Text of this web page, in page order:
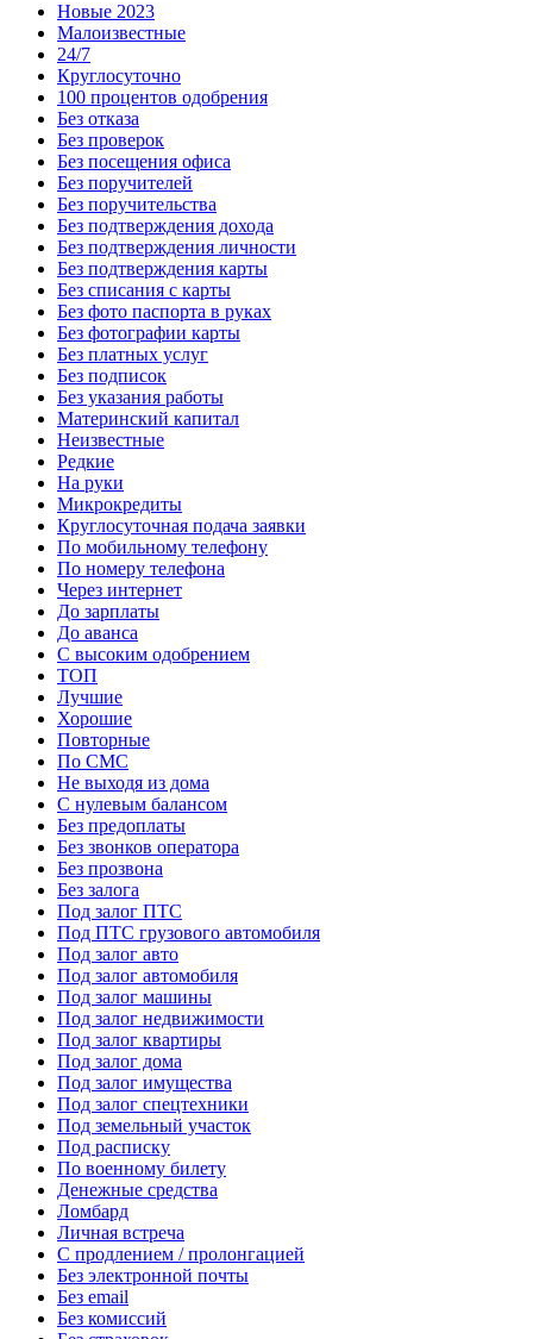
Новые 2023
Малоизвестные
24/7
Круглосуточно
100 процентов одобрения
Без отказа
Без проверок
Без посещения офиса
Без поручителей
Без поручительства
Без подтверждения дохода
Без подтверждения личности
Без подтверждения карты
Без списания с карты
Без фото паспорта в руках
Без фотографии карты
Без платных услуг
Без подписок
Без указания работы
Материнский капитал
Неизвестные
Редкие
На руки
Микрокредиты
Круглосуточная подача заявки
По мобильному телефону
По номеру телефона
Через интернет
До зарплаты
До аванса
С высоким одобрением
ТОП
Лучшие
Хорошие
Повторные
По СМС
Не выходя из дома
С нулевым балансом
Без предоплаты
Без звонков оператора
Без прозвона
Без залога
Под залог ПТС
Под ПТС грузового автомобиля
Под залог авто
Под залог автомобиля
Под залог машины
Под залог недвижимости
Под залог квартиры
Под залог дома
Под залог имущества
Под залог спецтехники
Под земельный участок
Под расписку
По военному билету
Денежные средства
Ломбард
Личная встреча
С продлением / пролонгацией
Без электронной почты
Без email
Без комиссий